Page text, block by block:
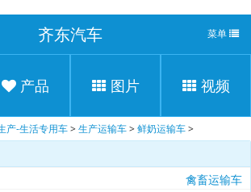
齐东汽车 菜单
产品 图片 视频
产-生活专用车>生产运输车>鲜奶运输车>
禽畜运输车